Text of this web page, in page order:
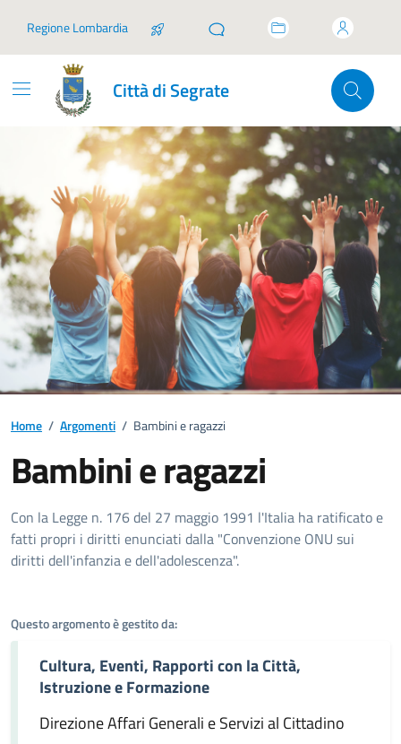
Regione Lombardia
Città di Segrate
Home / Argomenti / Bambini e ragazzi
Bambini e ragazzi
Dettagli dell'argomento
Con la Legge n. 176 del 27 maggio 1991 l'Italia ha ratificato e
fatti propri i diritti enunciati dalla "Convenzione ONU sui
diritti dell'infanzia e dell'adolescenza".
Questo argomento è gestito da:
Cultura, Eventi, Rapporti con la Città,
Istruzione e Formazione
Direzione Affari Generali e Servizi al Cittadino